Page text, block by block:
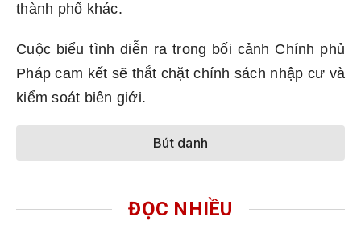
thành phố khác.
Cuộc biểu tình diễn ra trong bối cảnh Chính phủ
Pháp cam kết sẽ thắt chặt chính sách nhập cư và
kiểm soát biên giới.
Bút danh
ĐỌC NHIỀU